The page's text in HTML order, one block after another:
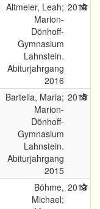
Altmeier, Leah;
Marion-
Dönhoff-
Gymnasium
Lahnstein.
Abiturjahrgang
2016
2016
Bartella, Maria;
Marion-
Dönhoff-
Gymnasium
Lahnstein.
Abiturjahrgang
2015
2015
Böhme,
Michael;
2013